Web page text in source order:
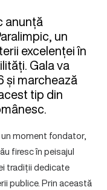
anunță
un
excelenței în
Gala va
și marchează
tip din
moment fondator,
firesc în peisajul
tradiții dedicate
publice. Prin această